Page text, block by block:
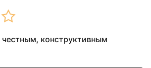
конструктивным